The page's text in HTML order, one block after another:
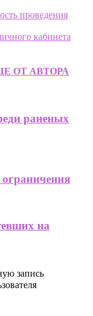
проведения
кабинета
ОТ АВТОРА
раненых
на
запись